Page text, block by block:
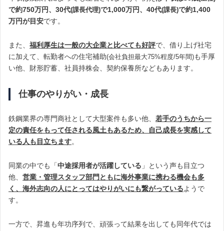
で約750万円、30代(課長代理)で1,000万円、40代(課長)で約1,400
万円が目安です。
また、 福利厚生は一般の大企業と比べても好評で、借り上げ社宅
に加えて、転勤者への住宅補助(会社負担最大75%程度/5年間)も手厚
い他、財形貯蓄、社員持株会、契約保養所などもあります。
仕事のやりがい・成長
鉄鋼業界の専門商社として大型案件も多い他、 若手のうちから一
定の責任をもって任される風土もあるため、自己成長を実感して
いる人も目立ちます。
同業の中でも「中途採用者が活躍している 」という声も目立つ
他、 営業・管理スタッフ部門ともに海外事業に携わる機会も多
く、海外志向の人にとってはやりがいにも繋がっているようで
す。
一方で、昇進も年功序列で、頑張って結果を出しても同年代では